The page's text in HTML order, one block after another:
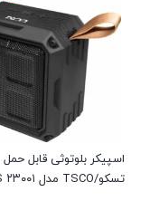
اسپیکر بلوتوثی قابل حمل
تسکو/TSCO مدل TS ۲۳۰۰۱